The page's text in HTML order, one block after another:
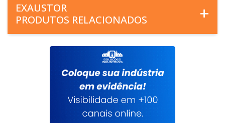
EXAUSTOR
PRODUTOS RELACIONADOS